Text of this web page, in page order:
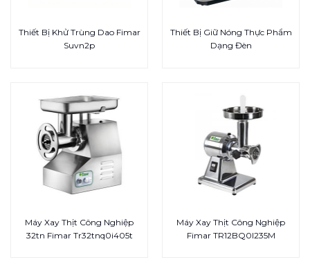
Thiết Bị Khử Trùng Dao Fimar
Suvn2p
Thiết Bị Giữ Nóng Thực Phẩm
Dạng Đèn
Máy Xay Thịt Công Nghiệp
32tn Fimar Tr32tnq0i405t
Máy Xay Thịt Công Nghiệp
Fimar TR12BQ0I235M